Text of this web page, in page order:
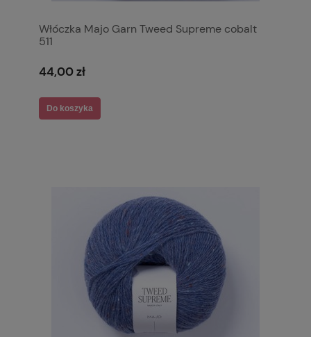
Włóczka Majo Garn Tweed Supreme cobalt
511
44,00 zł
Do koszyka